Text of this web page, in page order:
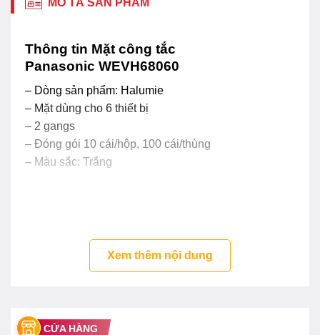
Thông tin Mặt công tắc
Panasonic WEVH68060
– Dòng sản phẩm: Halumie
– Mặt dùng cho 6 thiết bị
– 2 gangs
– Đóng gói 10 cái/hộp, 100 cái/thùng
– Màu sắc: Trắng
Xem thêm nội dung
CỬA HÀNG